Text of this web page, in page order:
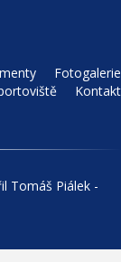
Fotogalerie
Kontakt
Tomáš Piálek -